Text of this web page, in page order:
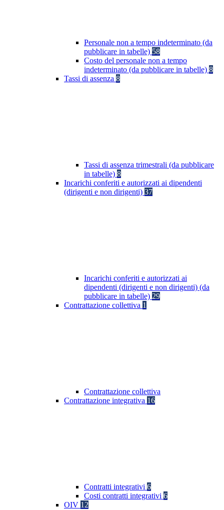
Personale non a tempo indeterminato (da
pubblicare in tabelle) 58
Costo del personale non a tempo
indeterminato (da pubblicare in tabelle) 8
Tassi di assenza 8
Tassi di assenza trimestrali (da pubblicare
in tabelle) 8
Incarichi conferiti e autorizzati ai dipendenti
(dirigenti e non dirigenti) 37
Incarichi conferiti e autorizzati ai
dipendenti (dirigenti e non dirigenti) (da
pubblicare in tabelle) 29
Contrattazione collettiva 1
Contrattazione collettiva
Contrattazione integrativa 16
Contratti integrativi 6
Costi contratti integrativi 6
OIV 12